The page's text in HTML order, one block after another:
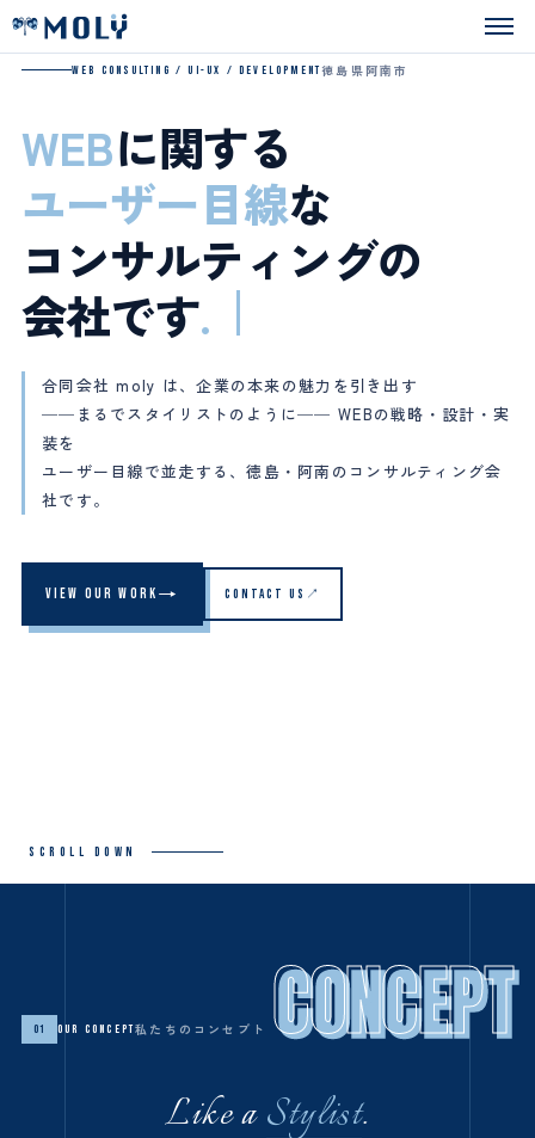
Skip
contentWEB CONSULTING / UI-UX / DEVELOPMENT徳島県阿南市
WEBに関する
ユーザー目線な
コンサルティングの
会社です.
合同会社 moly は、企業の本来の魅力を引き出す
──まるでスタイリストのように── WEBの戦略・設計・実
装を
ユーザー目線で並走する、徳島・阿南のコンサルティング会
社です。
VIEW OUR WORK CONTACT US
SCROLL DOWN
01 OUR CONCEPT私たちのコンセプト CONCEPT
CONCEPT
Like aStylist.